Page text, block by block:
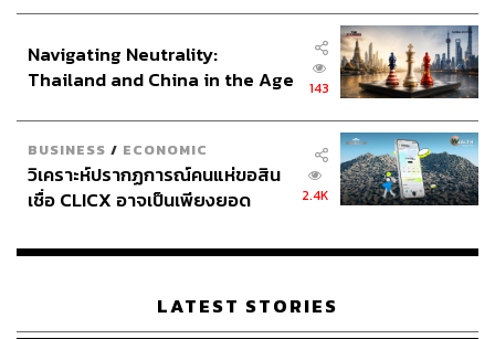
Navigating Neutrality:
Thailand and China in the Age
143
BUSINESS / ECONOMIC
วิเคราะห์ปรากฏการณ์คนแห่ขอสิน
เชื่อ CLICX อาจเป็นเพียงยอด
เรือนไทยที่ถูกซุกไว้
2.4K
LATEST STORIES